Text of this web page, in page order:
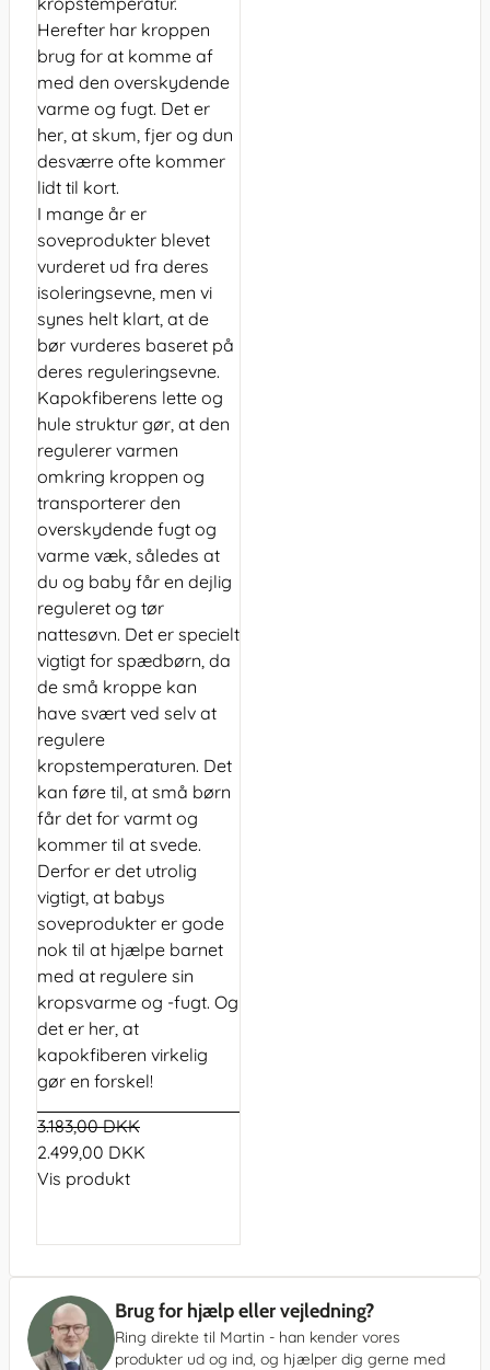
Herefter har kroppen
brug for at komme af
med den overskydende
varme og fugt. Det er
her, at skum, fjer og dun
desværre ofte kommer
lidt til kort.
I mange år er
soveprodukter blevet
vurderet ud fra deres
isoleringsevne, men vi
synes helt klart, at de
bør vurderes baseret på
deres reguleringsevne.
Kapokfiberens lette og
hule struktur gør, at den
regulerer varmen
omkring kroppen og
transporterer den
overskydende fugt og
varme væk, således at
du og baby får en dejlig
reguleret og tør
nattesøvn. Det er specielt
vigtigt for spædbørn, da
de små kroppe kan
have svært ved selv at
regulere
kropstemperaturen. Det
kan føre til, at små børn
får det for varmt og
kommer til at svede.
Derfor er det utrolig
vigtigt, at babys
soveprodukter er gode
nok til at hjælpe barnet
med at regulere sin
kropsvarme og -fugt. Og
det er her, at
kapokfiberen virkelig
gør en forskel!
3.183,00 DKK
2.499,00 DKK
Vis produkt
Brug for hjælp eller vejledning?
Ring direkte til Martin - han kender vores
produkter ud og ind, og hjælper dig gerne med